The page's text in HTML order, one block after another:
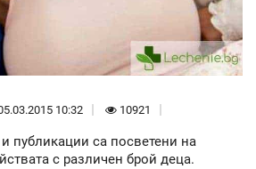
10:32 10921
публикации са посветени на
с различен брой деца.